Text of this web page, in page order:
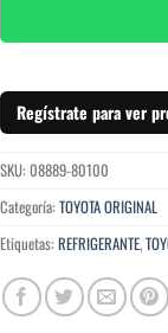
Regístrate para ver
SKU: 08889-80100
Categoría: TOYOTA ORIGINAL
Etiquetas: REFRIGERANTE,